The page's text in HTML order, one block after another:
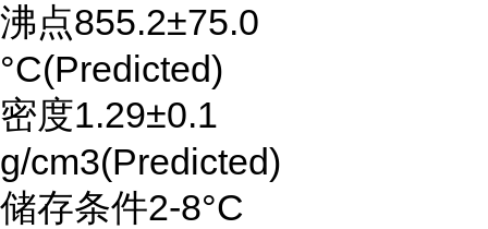
沸点855.2±75.0
°C(Predicted)
密度1.29±0.1
g/cm3(Predicted)
储存条件2-8°C